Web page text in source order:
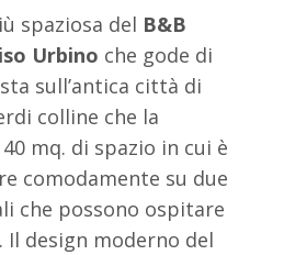
spaziosa del B&B
Urbino che gode di
sull’antica città di
colline che la
mq. di spazio in cui è
comodamente su due
che possono ospitare
Il design moderno del